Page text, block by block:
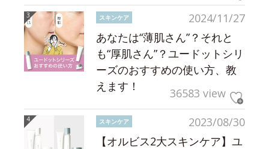
2024/11/27
スキンケア
あなたは“薄肌さん”？それと
も“厚肌さん”？ユードットシリ
ーズのおすすめの使い方、教
えます！
36583 view
2023/08/30
スキンケア
【オルビス2大スキンケア】ユ